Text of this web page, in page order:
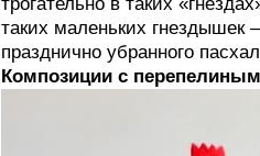
таких маленьких гнездышек
празднично убранного
Композиции с